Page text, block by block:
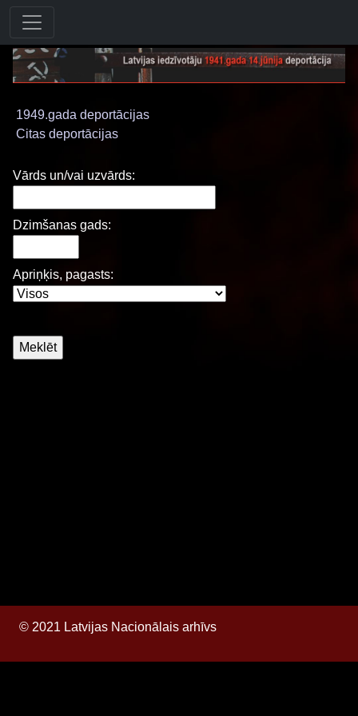
1949.gada deportācijas
Citas deportācijas
Vārds un/vai uzvārds:
Dzimšanas gads:
Apriņķis, pagasts:
© 2021 Latvijas Nacionālais arhīvs